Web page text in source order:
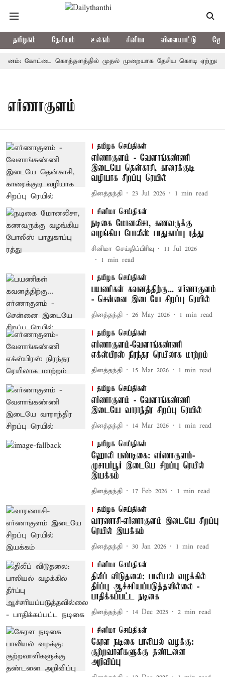
தமிழகம் தேசியம் உலகம் சினிமா விளையாட்டு
தினம்: கோட்டை கொத்தளத்தில் முதல் முறையாக தேசிய கொடி
எர்ணாகுளம்
தமிழக செய்திகள்
எர்ணாகுளம் - வேளாங்கண்ணி
இடையே தென்காசி, காரைக்குடி
வழியாக சிறப்பு ரெயில்
தினத்தந்தி 23 Jul 2026 1 min read
சினிமா செய்திகள்
நடிகை மோனலிசா, கணவருக்கு
வழங்கிய போலீஸ் பாதுகாப்பு ரத்து
சினிமா செய்திப்பிரிவு
11 Jul 2026
1 min read
தமிழக செய்திகள்
பயணிகள் கவனத்திற்கு... எர்ணாகுளம்
- சென்னை இடையே சிறப்பு ரெயில்
தினத்தந்தி 26 May 2026 1 min read
தமிழக செய்திகள்
எர்ணாகுளம்-வேளாங்கண்ணி
எக்ஸ்பிரஸ் நிரந்தர ரெயிலாக மாற்றம்
தினத்தந்தி 15 Mar 2026 1 min read
தமிழக செய்திகள்
எர்ணாகுளம் - வேளாங்கண்ணி
இடையே வாராந்திர சிறப்பு ரெயில்
தினத்தந்தி 14 Mar 2026 1 min read
தமிழக செய்திகள்
ஹோலி பண்டிகை: எர்ணாகுளம்-
முசாபர்பூர் இடையே சிறப்பு ரெயில்
இயக்கம்
தினத்தந்தி 17 Feb 2026 1 min read
தமிழக செய்திகள்
வாரணாசி-எர்ணாகுளம் இடையே சிறப்பு
ரெயில் இயக்கம்
தினத்தந்தி 30 Jan 2026 1 min read
சினிமா செய்திகள்
திலீப் விடுதலை: பாலியல் வழக்கில்
தீர்ப்பு ஆச்சரியப்படுத்தவில்லை -
பாதிக்கப்பட்ட நடிகை
தினத்தந்தி 14 Dec 2025 2 min read
சினிமா செய்திகள்
கேரள நடிகை பாலியல் வழக்கு:
குற்றவாளிகளுக்கு தண்டனை
அறிவிப்பு